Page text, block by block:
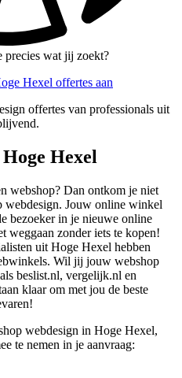
precies wat jij zoekt?
Hexel offertes aan
offertes van professionals uit
Hexel
webshop? Dan ontkom je niet
webdesign. Jouw online winkel
bezoeker in je nieuwe online
weggaan zonder iets te kopen!
uit Hoge Hexel hebben
Wil jij jouw webshop
beslist.nl, vergelijk.nl en
klaar om met jou de beste
webdesign in Hoge Hexel,
te nemen in je aanvraag: